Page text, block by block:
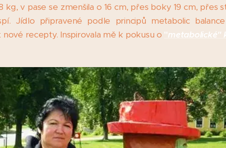
kg, v pase se zmenšila o 16 cm, přes boky 19 cm, přes
Jídlo připravené podle principů metabolic
recepty. Inspirovala mě k pokusu o "metabolické"